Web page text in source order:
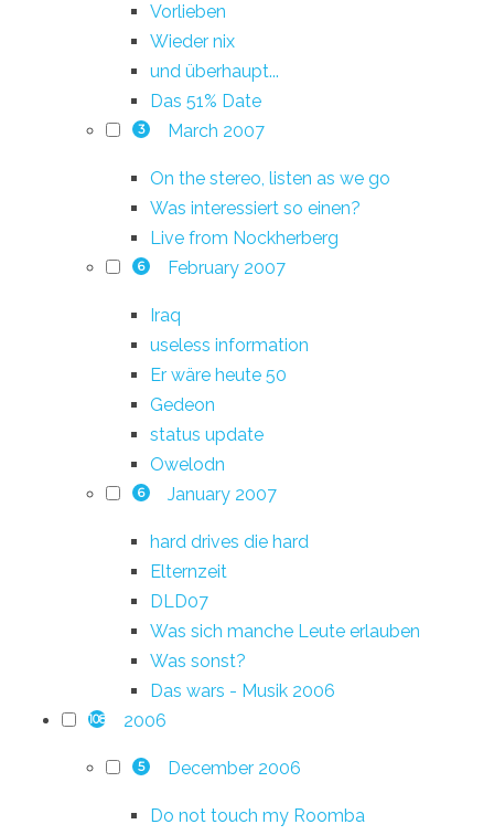
Vorlieben
Wieder nix
und überhaupt...
Das 51% Date
3 March 2007
On the stereo, listen as we go
Was interessiert so einen?
Live from Nockherberg
6 February 2007
Iraq
useless information
Er wäre heute 50
Gedeon
status update
Owelodn
6 January 2007
hard drives die hard
Elternzeit
DLD07
Was sich manche Leute erlauben
Was sonst?
Das wars - Musik 2006
108 2006
5 December 2006
Do not touch my Roomba